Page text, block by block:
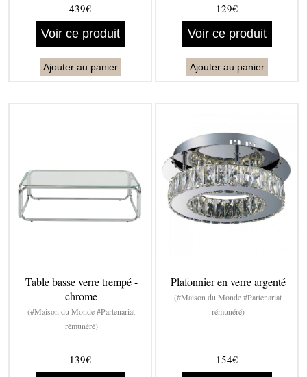
439€
Voir ce produit
Ajouter au panier
129€
Voir ce produit
Ajouter au panier
Table basse verre trempé -
chrome
(#Maison du Monde #Partenariat
rémunéré)
139€
Plafonnier en verre argenté
(#Maison du Monde #Partenariat
rémunéré)
154€